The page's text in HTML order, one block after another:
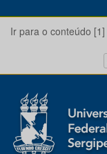
Ir para o conteúdo [1]